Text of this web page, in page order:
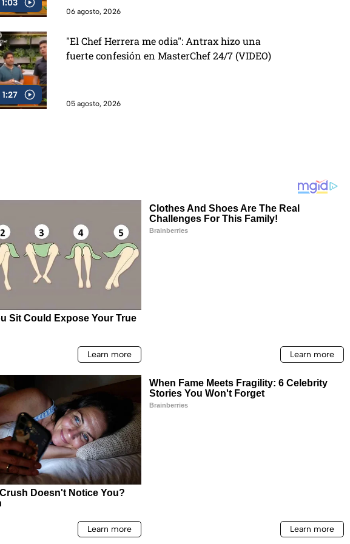
1:03
06 agosto, 2026
1:27
"El Chef Herrera me odia": Antrax hizo una
fuerte confesión en MasterChef 24/7 (VIDEO)
05 agosto, 2026